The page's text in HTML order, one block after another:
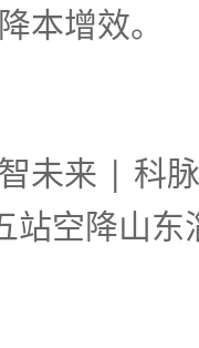
本增效。